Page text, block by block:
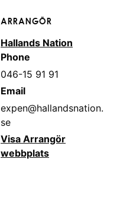
ARRANGÖR
Hallands Nation
Phone
046-15 91 91
Email
expen@hallandsnation.
se
Visa Arrangör
webbplats